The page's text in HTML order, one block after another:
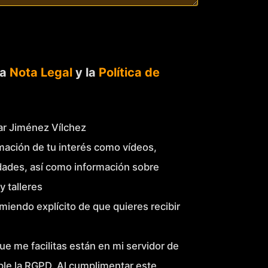
Nota Legaly la Política de
Jiménez Vílchez
de tu interés como vídeos,
así como información sobre
talleres
explícito de que quieres recibir
me facilitas están en mi servidor de